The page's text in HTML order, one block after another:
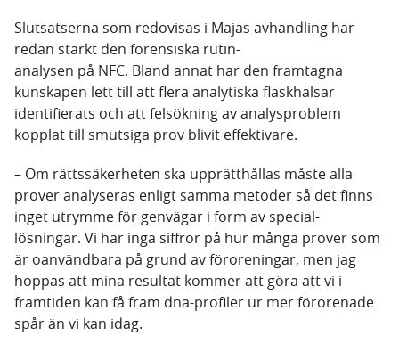
Slutsatserna som redovisas i Majas avhandling har
redan stärkt den forensiska rutin-
analysen på NFC. Bland annat har den framtagna
kunskapen lett till att flera analytiska flaskhalsar
identifierats och att felsökning av analysproblem
kopplat till smutsiga prov blivit effektivare.
– Om rättssäkerheten ska upprätthållas måste alla
prover analyseras enligt samma metoder så det finns
inget utrymme för genvägar i form av special-
lösningar. Vi har inga siffror på hur många prover som
är oanvändbara på grund av föroreningar, men jag
hoppas att mina resultat kommer att göra att vi i
framtiden kan få fram dna-profiler ur mer förorenade
spår än vi kan idag.